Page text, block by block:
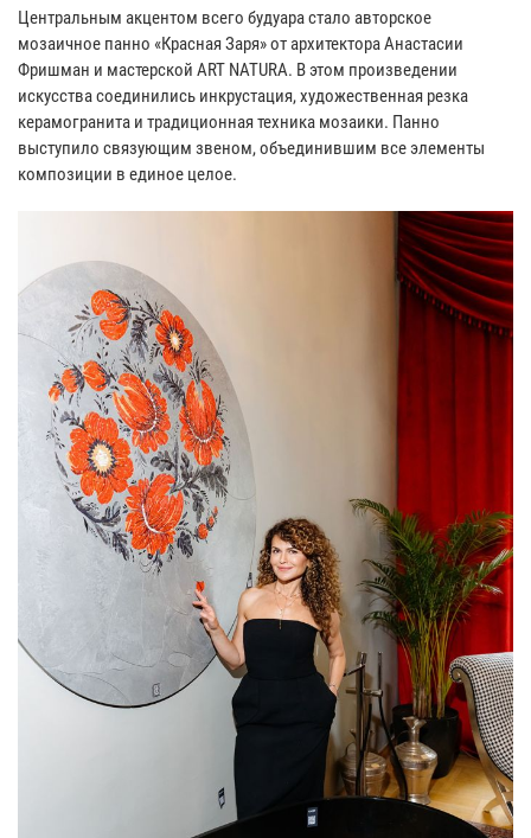
Центральным акцентом всего будуара стало авторское
мозаичное панно «Красная Заря» от архитектора Анастасии
Фришман и мастерской ART NATURA. В этом произведении
искусства соединились инкрустация, художественная резка
керамогранита и традиционная техника мозаики. Панно
выступило связующим звеном, объединившим все элементы
композиции в единое целое.